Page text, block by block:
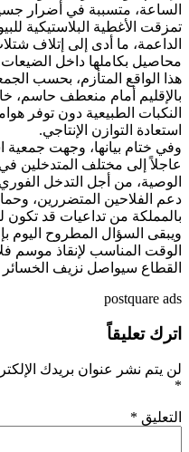
الساعة، متسببة في أضرار
تمزقت الأغطية البلاستيكية
الداعمة، ما أدى إلى إتلاف
محاصيل بكاملها داخل
هذا الواقع المتأزم، بحسب
بالإقليم أمام منعطف حاسم،
النكبات الطبيعية دون توفر
استعادة التوازن الإنتاجي.
وفي ختام بيانها، وجهت جمعية
عاجلاً إلى مختلف المتدخلين
الوصية، من أجل التدخل
دعم الفلاحين المتضررين،
بالمملكة من تداعيات قد تكون
ويبقى السؤال المطروح اليوم
الوقت المناسب لإنقاذ موسم
القطاع سيواصل نزيف
postquare ads
اترك تعليقاً
لن يتم نشر عنوان بريدك
*
التعليق *